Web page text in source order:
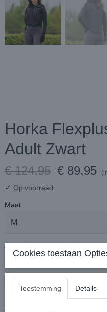
Horka
Adult Zwart
€ 124,95 € 89,95
✓ Op voorraad
Maat
Aantal
In winkelwagen
Cookies toestaan
Toestemming Details